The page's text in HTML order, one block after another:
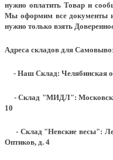
нужно оплатить Товар и
Мы оформим все документы
нужно только взять
Адреса складов для
- Наш Склад: Челябинская
- Склад "МИДЛ":
10
- Склад "Невские весы":
Оптиков, д. 4